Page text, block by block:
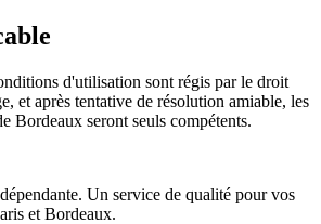
d'utilisation sont régis par le droit
et après tentative de résolution amiable, les
Bordeaux seront seuls compétents.
Un service de qualité pour vos
et Bordeaux.